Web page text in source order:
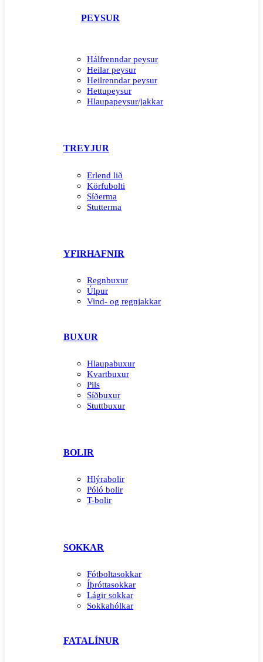
PEYSUR
Hálfrenndar peysur
Heilar peysur
Heilrenndar peysur
Hettupeysur
Hlaupapeysur/jakkar
TREYJUR
Erlend lið
Körfubolti
Síðerma
Stutterma
YFIRHAFNIR
Regnbuxur
Úlpur
Vind- og regnjakkar
BUXUR
Hlaupabuxur
Kvartbuxur
Pils
Síðbuxur
Stuttbuxur
BOLIR
Hlýrabolir
Póló bolir
T-bolir
SOKKAR
Fótboltasokkar
Íþróttasokkar
Lágir sokkar
Sokkahólkar
FATALÍNUR